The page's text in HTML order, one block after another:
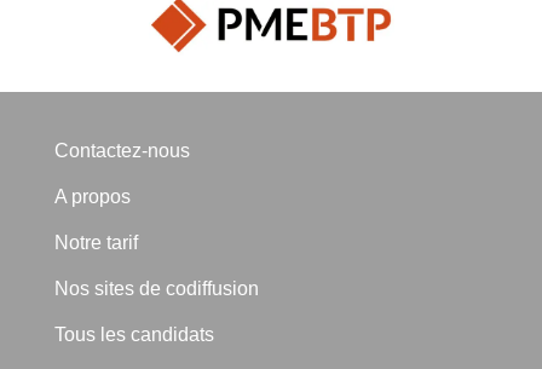
Contactez-nous
A propos
Notre tarif
Nos sites de codiffusion
Tous les candidats